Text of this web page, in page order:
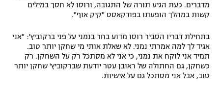
תנאי שימוש
מדיניות פרטיות
תקנון פעילות ספורט 1
ספורט אתגרי ואקסטרים
גיימינג E-Sports
מדברים. כעת הגיע תורה של התגובה, ורוסו לא חסך במילים
קשות במהלך הופעתו בפודקאסט "קיק אוף".
בתחילת דבריו הסביר רוסו מדוע בחר בנמני על פני ברקוביץ': "אני
אגיד לך למה אמרתי נמני. לא שאלת אותי מי שחקן יותר טוב.
תמיד אני לוקח את נמני, כי אני לא מסתכל רק על השחקן. רק
כשחקן, גם החתולה של ראובן עטר יודעת שברקוביץ' שחקן יותר
טוב, אבל אני מסתכל גם על אישיות.